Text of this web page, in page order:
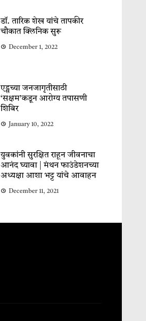
डॉ. तारिक शेख यांचे तापकीर
चौकात क्लिनिक सुरू
December 1, 2022
एड्सच्या जनजागृतीसाठी
‘सक्षम’कडून आरोग्य तपासणी
शिबिर
January 10, 2022
युवकांनी सुरक्षित राहून जीवनाचा
आनंद घ्यावा | मंथन फाउंडेशनच्या
अध्यक्षा आशा भट्ट यांचे आवाहन
December 11, 2021